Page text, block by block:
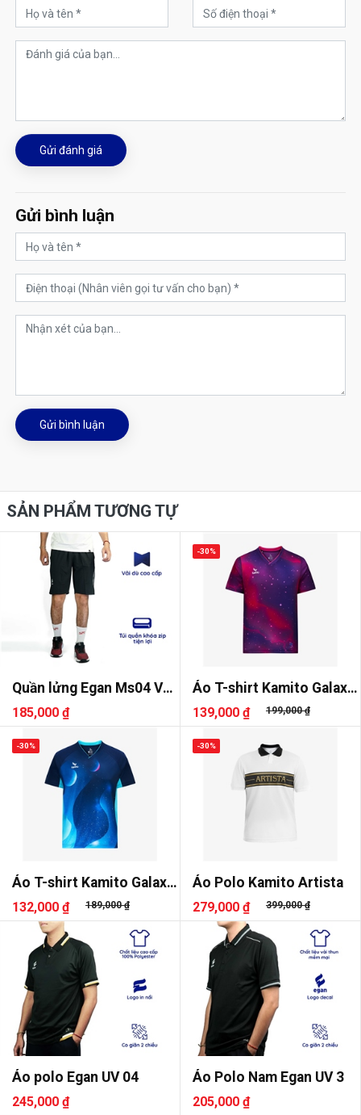
Gửi đánh giá
Gửi bình luận
Gửi bình luận
SẢN PHẨM TƯƠNG TỰ
Quần lửng Egan Ms04 Vải
dù
185,000 ₫
Áo T-shirt Kamito Galaxy
2
139,000 ₫ 199,000 ₫
-30%
Áo T-shirt Kamito Galaxy
3
132,000 ₫ 189,000 ₫
-30%
Áo Polo Kamito Artista
279,000 ₫ 399,000 ₫
-30%
Áo polo Egan UV 04
245,000 ₫
Áo Polo Nam Egan UV 3
205,000 ₫